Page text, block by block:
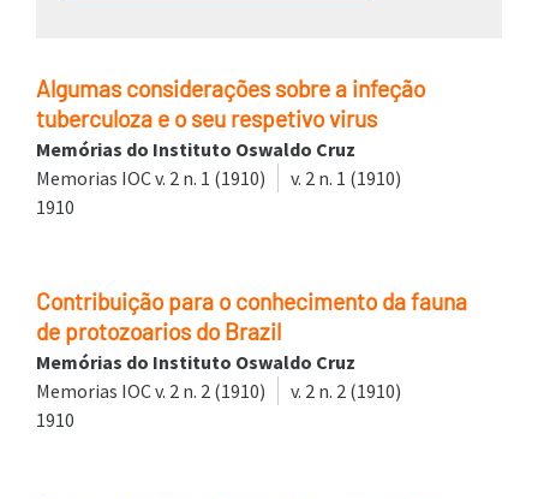
Algumas considerações sobre a infeção
tuberculoza e o seu respetivo virus
Memórias do Instituto Oswaldo Cruz
Memorias IOC v. 2 n. 1 (1910)
v. 2 n. 1 (1910)
1910
Contribuição para o conhecimento da fauna
de protozoarios do Brazil
Memórias do Instituto Oswaldo Cruz
Memorias IOC v. 2 n. 2 (1910)
v. 2 n. 2 (1910)
1910